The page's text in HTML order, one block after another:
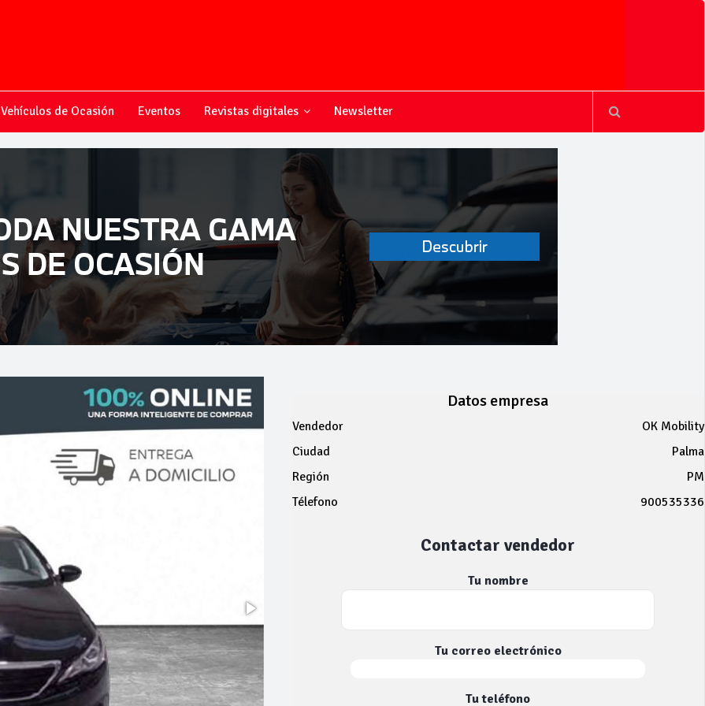
Vehículos de Ocasión Eventos Revistas digitales Newsletter
Datos empresa
Vendedor
OK Mobility
Ciudad
Palma
Región
PM
Télefono
900535336
Contactar vendedor
Tu nombre
Tu correo electrónico
Tu teléfono